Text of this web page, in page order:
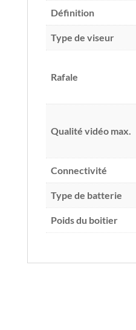
Définition
Type de viseur
Rafale
Qualité vidéo max.
Connectivité
Type de batterie
Poids du boitier